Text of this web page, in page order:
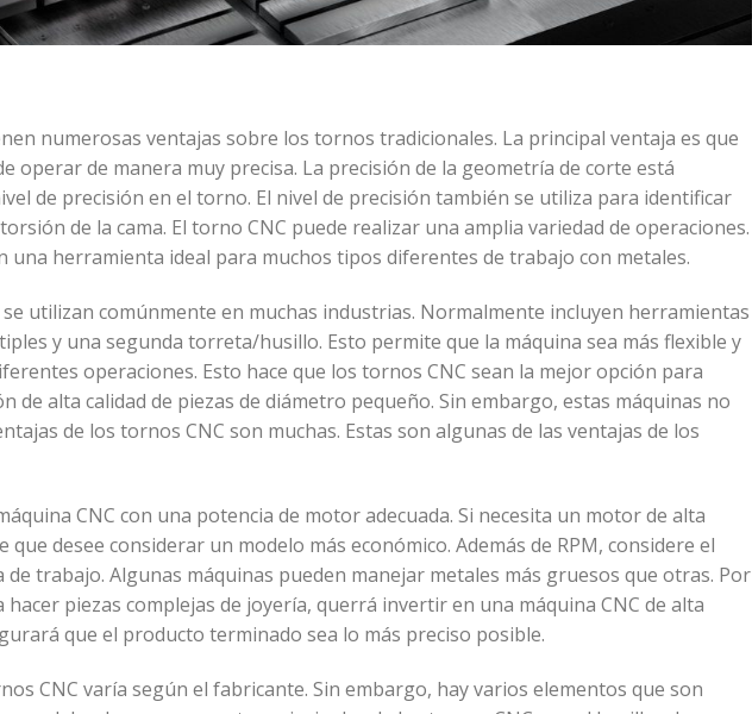
numerosas ventajas sobre los tornos tradicionales. La principal ventaja es que
operar de manera muy precisa. La precisión de la geometría de corte está
de precisión en el torno. El nivel de precisión también se utiliza para identificar
de la cama. El torno CNC puede realizar una amplia variedad de operaciones.
una herramienta ideal para muchos tipos diferentes de trabajo con metales.
se utilizan comúnmente en muchas industrias. Normalmente incluyen herramientas
y una segunda torreta/husillo. Esto permite que la máquina sea más flexible y
operaciones. Esto hace que los tornos CNC sean la mejor opción para
de alta calidad de piezas de diámetro pequeño. Sin embargo, estas máquinas no
de los tornos CNC son muchas. Estas son algunas de las ventajas de los
CNC con una potencia de motor adecuada. Si necesita un motor de alta
que desee considerar un modelo más económico. Además de RPM, considere el
de trabajo. Algunas máquinas pueden manejar metales más gruesos que otras. Por
hacer piezas complejas de joyería, querrá invertir en una máquina CNC de alta
que el producto terminado sea lo más preciso posible.
CNC varía según el fabricante. Sin embargo, hay varios elementos que son